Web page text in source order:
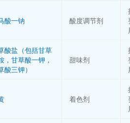
酸一钠 酸度调节剂
酸盐（包括甘草
，甘草酸一钾，
酸三钾）
甜味剂
着色剂